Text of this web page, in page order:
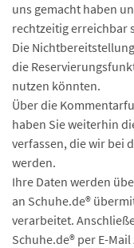
uns gemacht haben
rechtzeitig erreichbar
Die
die
nutzen könnten.
Über die
haben Sie weiterhin
verfassen, die wir bei
werden.
Ihre Daten werden
an Schuhe.de®
verarbeitet.
Schuhe.de® per E-